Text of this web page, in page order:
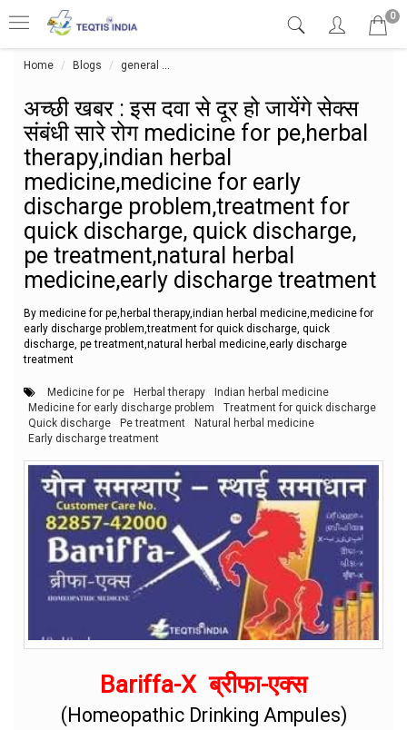
0
Home Blogs general
अच्छी खबर : इस दवा से दूर हो जायेंगे सेक्स
संबंधी सारे रोग medicine for pe,herbal
therapy,indian herbal
medicine,medicine for early
discharge problem,treatment for
quick discharge, quick discharge,
pe treatment,natural herbal
medicine,early discharge treatment
By medicine for pe,herbal therapy,indian herbal medicine,medicine for
early discharge problem,treatment for quick discharge, quick
discharge, pe treatment,natural herbal medicine,early discharge
treatment
Medicine for pe Herbal therapy
Indian herbal medicine
Medicine for early discharge problem
Treatment for quick discharge
Quick discharge
Pe treatment
Natural herbal medicine
Early discharge treatment
Bariffa-X ब्रीफा-एक्स
(Homeopathic Drinking Ampules)